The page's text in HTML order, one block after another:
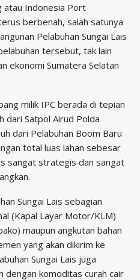
atau Indonesia Port
berbenah, salah satunya
Pelabuhan Sungai Lais
tersebut, tak lain
ekonomi Sumatera Selatan
milik IPC berada di tepian
dari Satpol Airud Polda
dari Pelabuhan Boom Baru
total luas lahan sebesar
sangat strategis dan sangat
Sungai Lais sebagian
(Kapal Layar Motor/KLM)
maupun angkutan bahan
yang akan dikirim ke
Sungai Lais juga
dengan komoditas curah cair